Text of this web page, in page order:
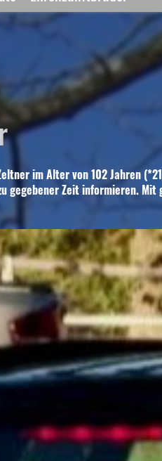
im Alter von 102 Jahren
gegebener Zeit informieren.